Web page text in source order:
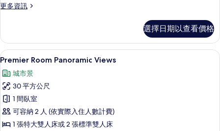
相
更多資訊
更
Rooms
的
詳
選擇日期以查看價格
顯
示
Premier
Room
Panoramic
Views
的
高級寢具、迷你吧、客房內保險箱、書
4
Premier Room Panoramic Views
城市景
30 平方公尺
1 間臥室
可容納 2 人 (依實際入住人數計費)
1 張特大雙人床或 2 張標準雙人床